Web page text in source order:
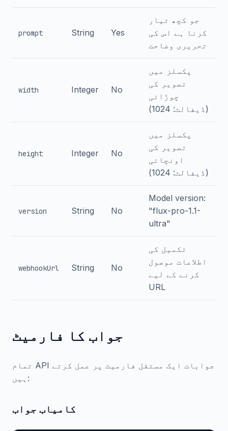
prompt String Yes
جو کچھ تیار
کرنا ہے اس کی
تحریری وضاحت
width Integer No
پکسلز میں
تصویر کی
چوڑائی
(ڈیفالٹ: 1024)
height Integer No
پکسلز میں
تصویر کی
اونچائی
(ڈیفالٹ: 1024)
version String No
Model version:
"flux-pro-1.1-
ultra"
webhookUrl String No
تکمیل کی
اطلاعات موصول
کرنے کے لیے
URL
جواب کا فارمیٹ
تمام API جوابات ایک مستقل فارمیٹ پر عمل کرتے
ہیں:
کامیاب جواب